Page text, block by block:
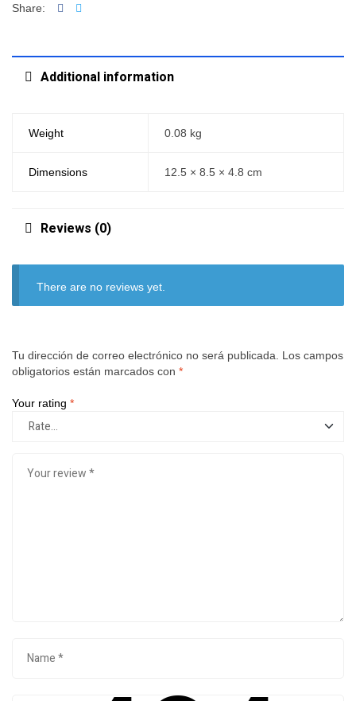
Share: Facebook
Additional information
Weight 0.08 kg
Dimensions 12.5 × 8.5 × 4.8 cm
Reviews (0)
There are no reviews yet.
Tu dirección de correo electrónico no será publicada.
Los campos
obligatorios están marcados con *
Your rating *